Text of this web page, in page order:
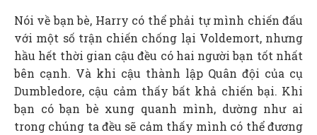
Nói về bạn bè, Harry có thể phải tự mình chiến đấu
với một số trận chiến chống lại Voldemort, nhưng
hầu hết thời gian cậu đều có hai người bạn tốt nhất
bên cạnh. Và khi cậu thành lập Quân đội của cụ
Dumbledore, cậu cảm thấy bất khả chiến bại. Khi
bạn có bạn bè xung quanh mình, dường như ai
trong chúng ta đều sẽ cảm thấy mình có thể đương